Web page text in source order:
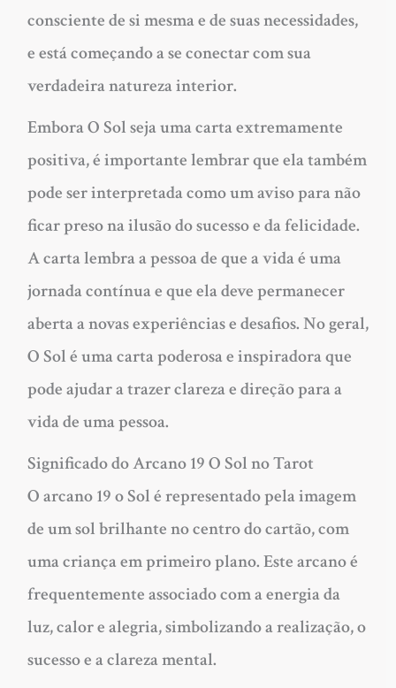
consciente de si mesma e de suas necessidades,
e está começando a se conectar com sua
verdadeira natureza interior.
Embora O Sol seja uma carta extremamente
positiva, é importante lembrar que ela também
pode ser interpretada como um aviso para não
ficar preso na ilusão do sucesso e da felicidade.
A carta lembra a pessoa de que a vida é uma
jornada contínua e que ela deve permanecer
aberta a novas experiências e desafios. No geral,
O Sol é uma carta poderosa e inspiradora que
pode ajudar a trazer clareza e direção para a
vida de uma pessoa.
Significado do Arcano 19 O Sol no Tarot
O arcano 19 o Sol é representado pela imagem
de um sol brilhante no centro do cartão, com
uma criança em primeiro plano. Este arcano é
frequentemente associado com a energia da
luz, calor e alegria, simbolizando a realização, o
sucesso e a clareza mental.